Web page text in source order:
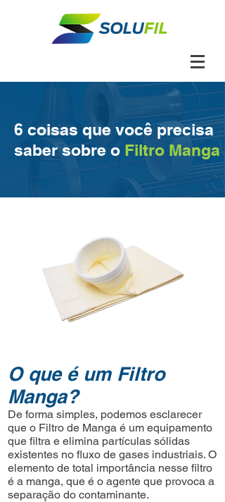
6 coisas que você precisa
saber sobre o Filtro Manga
O que é um Filtro
Manga?
De forma simples, podemos esclarecer
que o Filtro de Manga é um equipamento
que filtra e elimina partículas sólidas
existentes no fluxo de gases industriais. O
elemento de total importância nesse filtro
é a manga, que é o agente que provoca a
separação do contaminante.